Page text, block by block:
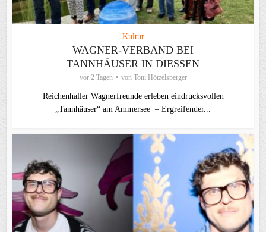
Kultur
WAGNER-VERBAND BEI
TANNHÄUSER IN DIESSEN
vor 2 Tagen von Toni Hötzelsperger
Reichenhaller Wagnerfreunde erleben eindrucksvollen
„Tannhäuser“ am Ammersee – Ergreifender...